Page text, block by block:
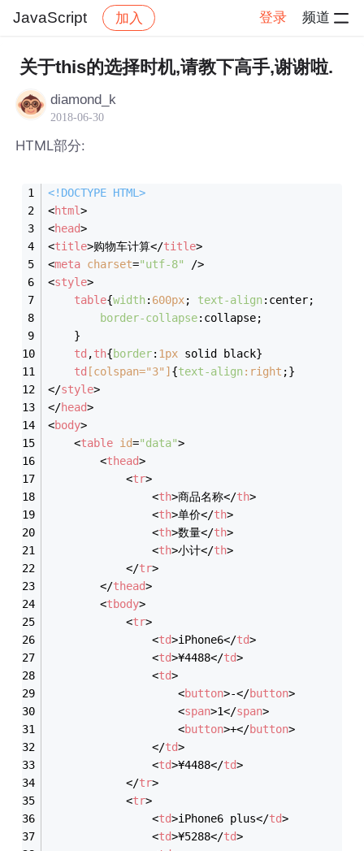
JavaScript 加入 登录 频道
社区 JavaScript 帖子详情
关于this的选择时机,请教下高手,谢谢啦.
diamond_k
2018-06-30
HTML部分:
<!DOCTYPE HTML>
<html>
<head>
<title>购物车计算</title>
<meta charset="utf-8"
/>
<style>
table{width: 600px; text-align:center;
border-collapse:collapse;
	}
td ,th{border: 1px solid black}
td [colspan="3" ] {text-align:right ;}
</style>
</head>
<body>
<table id="data">
<thead>
<tr>
<th>商品名称</th>
<th>单价</th>
<th>数量</th>
<th>小计</th>
</tr>
</thead>
<tbody>
<tr>
<td>iPhone6</td>
<td>¥4488</td>
<td>
<button>-</button>
<span>1</span>
<button>+</button>
</td>
<td>¥4488</td>
</tr>
<tr>
<td>iPhone6 plus</td>
<td>¥5288</td>